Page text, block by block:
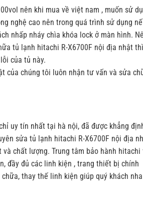
nên khi mua về việt nam , muốn sử
nghệ cao nên trong quá trình sử dụng
nhấp nháy chìa khóa lock ở màn hình.
tủ lạnh hitachi R-X6700F nội địa nhật thì
của tủ này.
của chúng tôi luôn nhận tư vấn và sửa
uy tín nhất tại hà nội, đã được khẳng
sửa tủ lạnh hitachi R-X6700F nội địa
chất lượng. Trung tâm bảo hành hitachi
đầy đủ các linh kiện , trang thiết bị chính
thay thế linh kiện giúp quý khách